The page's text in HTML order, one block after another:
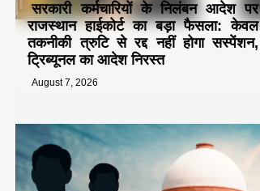
सरकारी कर्मचारियों के निलंबन आदेश पर
राजस्थान हाईकोर्ट का बड़ा फैसला: केवल
तकनीकी त्रुटि से रद्द नहीं होगा सस्पेंशन,
ट्रिब्यूनल का आदेश निरस्त
August 7, 2026